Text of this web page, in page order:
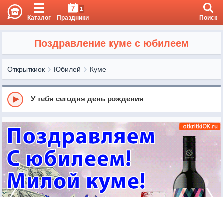
Каталог
7 1
Праздники Поиск
Поздравление куме с юбилеем
Открыткиок Юбилей Куме
У тебя сегодня день рождения